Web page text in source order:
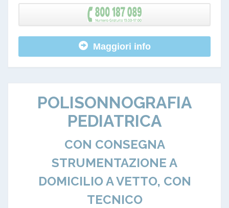
Maggiori info
POLISONNOGRAFIA
PEDIATRICA
CON CONSEGNA
STRUMENTAZIONE A
DOMICILIO A VETTO, CON
TECNICO